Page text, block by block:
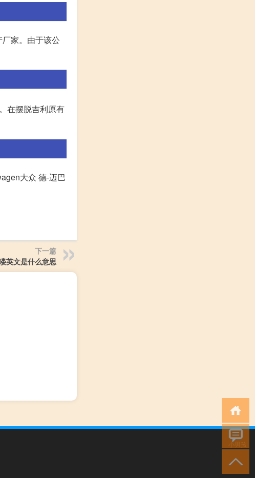
家。由于该公
在摆脱吉利原有
大众 德-迈巴
下一篇
英文是什么意思
小男孩